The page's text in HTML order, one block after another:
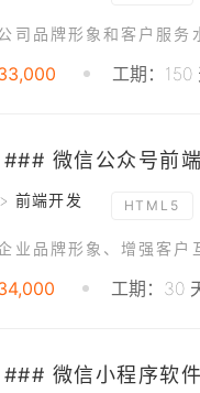
工期：150
### 微信公众号前
前端开发 HTML5
工期：30
### 微信小程序软